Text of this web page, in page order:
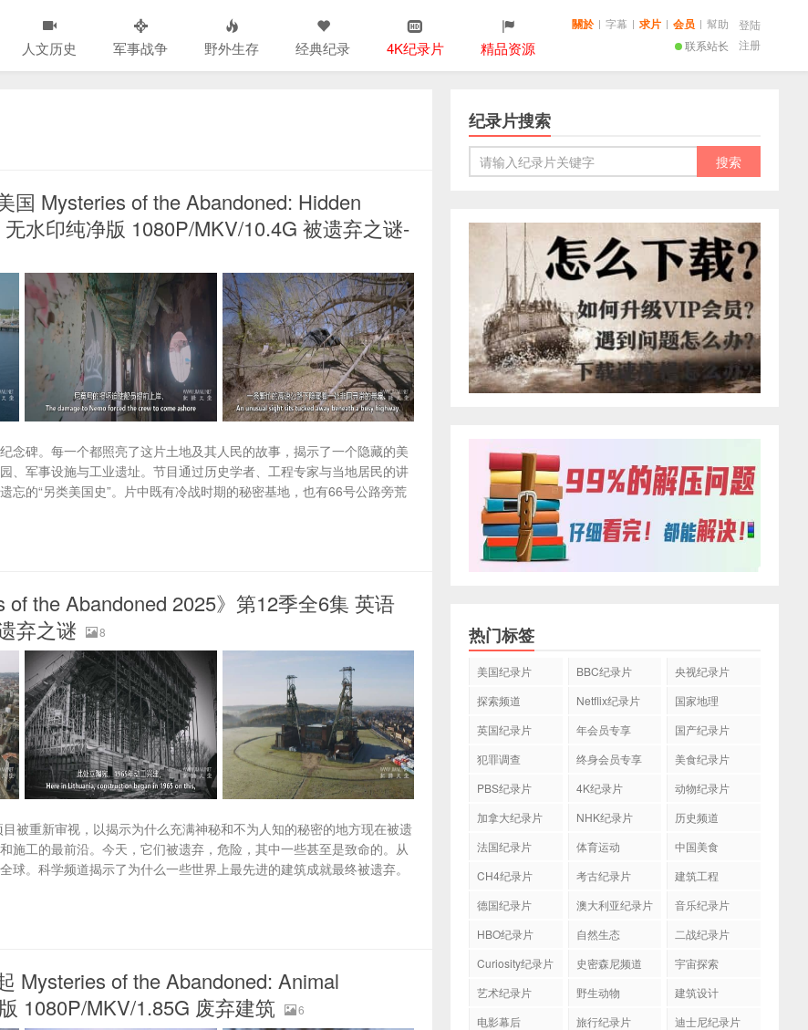
人文历史 军事战争 野外生存 经典纪录 4K纪录片 精品资源 联系站长
關於 | 字幕 | 求片 | 会员 | 幫助
登陆
注册
国 Mysteries of the Abandoned: Hidden
水印纯净版 1080P/MKV/10.4G 被遗弃之谜-
念碑。每一个都照亮了这片土地及其人民的故事，揭示了一个隐藏的美
、军事设施与工业遗址。节目通过历史学者、工程专家与当地居民的讲
的“另类美国史”。片中既有冷战时期的秘密基地，也有66号公路旁荒
the Abandoned 2025》第12季全6集 英语
弃之谜
8
被重新审视，以揭示为什么充满神秘和不为人知的秘密的地方现在被遗
施工的最前沿。今天，它们被遗弃，危险，其中一些甚至是致命的。从
。科学频道揭示了为什么一些世界上最先进的建筑成就最终被遗弃。
Mysteries of the Abandoned: Animal
1080P/MKV/1.85G 废弃建筑
6
纪录片搜索
热门标签
美国纪录片 BBC纪录片
央视纪录片
探索频道
Netflix纪录片
国家地理
英国纪录片
年会员专享
国产纪录片
犯罪调查
终身会员专享
美食纪录片
PBS纪录片
4K纪录片
动物纪录片
加拿大纪录片
NHK纪录片
历史频道
法国纪录片
体育运动
中国美食
CH4纪录片
考古纪录片
建筑工程
德国纪录片
澳大利亚纪录片
音乐纪录片
HBO纪录片
自然生态
二战纪录片
Curiosity纪录片
史密森尼频道
宇宙探索
艺术纪录片
野生动物
建筑设计
电影幕后
旅行纪录片
迪士尼纪录片